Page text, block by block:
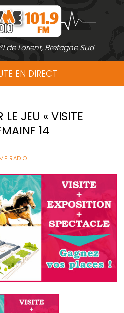
de Lorient, Bretagne Sud
EN DIRECT
JEU « VISITE
14
RADIO